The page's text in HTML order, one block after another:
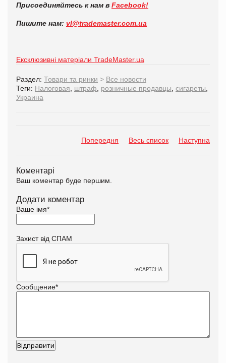
Присоединяйтесь к нам в Facebook!
Пишите нам: vl@trademaster.com.ua
Ексклюзивні матеріали TradeMaster.ua
Раздел: Товари та ринки > Все новости
Теги: Налоговая штраф розничные продавцы сигареты
Украина
Попередня Весь список Наступна
Коментарі
Ваш коментар буде першим.
Додати коментар
Ваше імя*
Захист від СПАМ
Сообщение*